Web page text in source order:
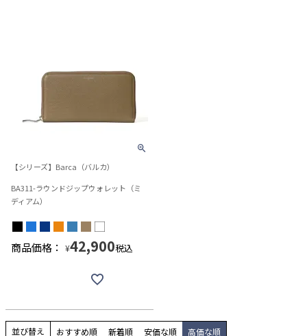
【シリーズ】Barca（バルカ）
BA311-ラウンドジップウォレット（ミ
ディアム）
商品価格： ¥42,900税込
並び替え おすすめ順 新着順 安価な順 高価な順